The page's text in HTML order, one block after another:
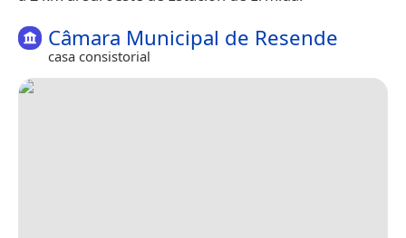
Câmara Municipal de Resende
casa consistorial